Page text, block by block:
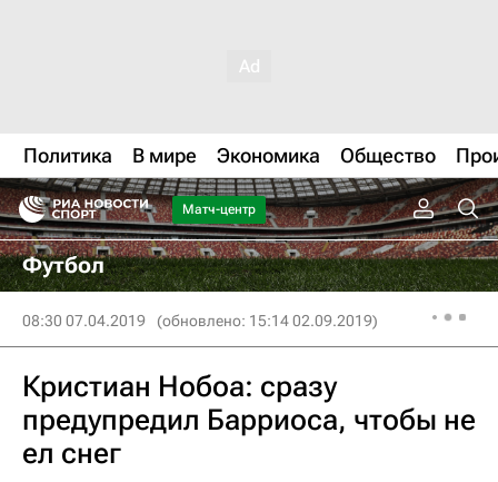
Политика В мире Экономика Общество
Матч-центр
Футбол
08:30 07.04.2019 (обновлено: 15:14 02.09.2019)
Кристиан Нобоа: сразу
предупредил Барриоса, чтобы не
ел снег